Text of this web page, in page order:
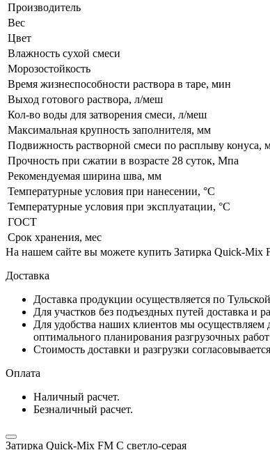
Производитель
Вес
Цвет
Влажность сухой смеси
Морозостойкость
Время жизнеспособности раствора в таре, мин
Выход готового раствора, л/меш
Кол-во воды для затворения смеси, л/меш
Максимальная крупность заполнителя, мм
Подвижность растворной смеси по расплыву конуса,
Прочность при сжатии в возрасте 28 суток, Мпа
Рекомендуемая ширина шва, мм
Температурные условия при нанесении, °C
Температурные условия при эксплуатации, °C
ГОСТ
Срок хранения, мес
На нашем сайте вы можете купить Затирка Quick-Mix
Доставка
Доставка продукции осуществляется по
Для участков без подъездных путей доставка и
Для удобства наших клиентов мы осуществляем
оптимального планирования разгрузочных
Стоимость доставки и разгрузки
Оплата
Наличный расчет.
Безналичный расчет.
Затирка Quick-Mix FM C светло-серая